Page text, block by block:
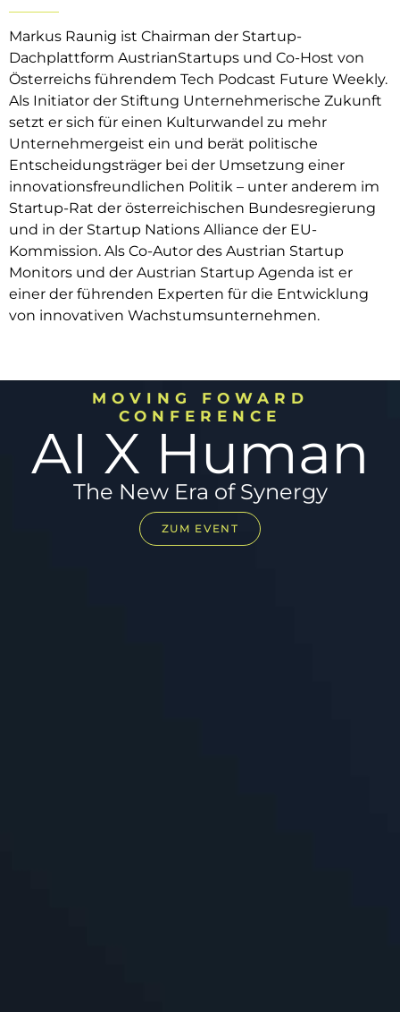
Markus Raunig ist Chairman der Startup-
Dachplattform AustrianStartups und Co-Host von
Österreichs führendem Tech Podcast Future Weekly.
Als Initiator der Stiftung Unternehmerische Zukunft
setzt er sich für einen Kulturwandel zu mehr
Unternehmergeist ein und berät politische
Entscheidungsträger bei der Umsetzung einer
innovationsfreundlichen Politik – unter anderem im
Startup-Rat der österreichischen Bundesregierung
und in der Startup Nations Alliance der EU-
Kommission. Als Co-Autor des Austrian Startup
Monitors und der Austrian Startup Agenda ist er
einer der führenden Experten für die Entwicklung
von innovativen Wachstumsunternehmen.
MOVING FOWARD
CONFERENCE
AI X Human
The New Era of Synergy​
ZUM EVENT